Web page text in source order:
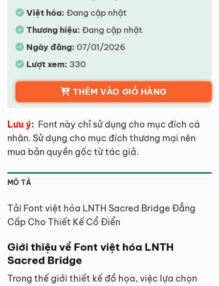
Việt hóa: Đang cập nhật
Thương hiệu: Đang cập nhật
Ngày đăng: 07/01/2026
Lượt xem: 330
THÊM VÀO GIỎ HÀNG
Lưu ý: Font này chỉ sử dụng cho mục đích cá
nhân. Sử dụng cho mục đích thương mại nên
mua bản quyền gốc từ tác giả.
MÔ TẢ
Tải Font việt hóa LNTH Sacred Bridge Đẳng
Cấp Cho Thiết Kế Cổ Điển
Giới thiệu về Font việt hóa LNTH
Sacred Bridge
Trong thế giới thiết kế đồ họa, việc lựa chọn